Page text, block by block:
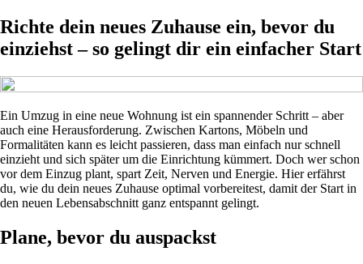
Richte dein neues Zuhause ein, bevor du
einziehst – so gelingt dir ein einfacher Start
Ein Umzug in eine neue Wohnung ist ein spannender Schritt – aber
auch eine Herausforderung. Zwischen Kartons, Möbeln und
Formalitäten kann es leicht passieren, dass man einfach nur schnell
einzieht und sich später um die Einrichtung kümmert. Doch wer schon
vor dem Einzug plant, spart Zeit, Nerven und Energie. Hier erfährst
du, wie du dein neues Zuhause optimal vorbereitest, damit der Start in
den neuen Lebensabschnitt ganz entspannt gelingt.
Plane, bevor du auspackst